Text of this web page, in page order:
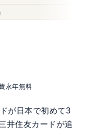
』
永年無料
が日本で初めて3
井住友カードが追